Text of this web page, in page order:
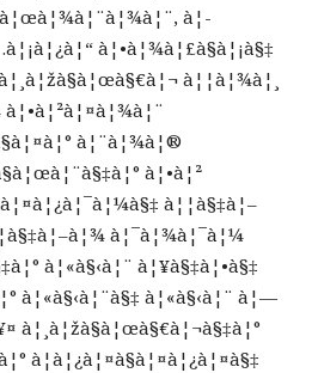
à¦­
à¦•à¦¾à¦£à§à¦¡à§‡
à¦¦à¦¾à¦¸
à¦¨à¦¾à¦®
à¦•à¦²
à¦¦à§‡à¦–
à¦¯à¦¾à¦¯à¦¼
à¦«à§‹à¦¨ à¦¥à§‡à¦•à§‡
à¦«à§‹à¦¨à§‡ à¦«à§‹à¦¨ à¦—
à¦¸à¦žà§à¦œà§€à¦¬à§‡à¦°
à¦­à¦¿à¦¤à§à¦¤à¦¿à¦¤à§‡